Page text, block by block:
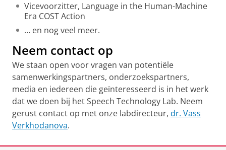
Vicevoorzitter, Language in the Human-Machine
Era COST Action
… en nog veel meer.
Neem contact op
We staan open voor vragen van potentiële
samenwerkingspartners, onderzoekspartners,
media en iedereen die geïnteresseerd is in het werk
dat we doen bij het Speech Technology Lab. Neem
gerust contact op met onze labdirecteur, dr. Vass
Verkhodanova.